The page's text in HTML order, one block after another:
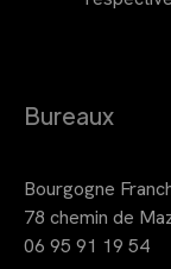
Bureaux
Bourgogne
78 chemin de
06 95 91 19 54